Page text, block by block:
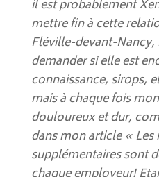
il est probablement
mettre fin à cette
Fléville-devant-Nancy,
demander si elle est
connaissance, sirops,
mais à chaque fois
douloureux et dur,
dans mon article « Les
supplémentaires sont